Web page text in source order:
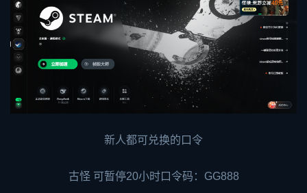
新人都可兑换的口令
古怪 可暂停20小时口令码：GG888